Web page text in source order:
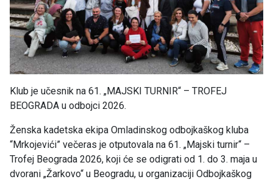
Klub je učesnik na 61. „MAJSKI TURNIR“ – TROFEJ
BEOGRADA u odbojci 2026.
Ženska kadetska ekipa Omladinskog odbojkaškog kluba
“Mrkojevići” večeras je otputovala na 61. „Majski turnir“ –
Trofej Beograda 2026, koji će se odigrati od 1. do 3. maja u
dvorani „Žarkovo“ u Beogradu, u organizaciji Odbojkaškog